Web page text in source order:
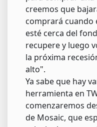
creemos que
comprará cuando
esté cerca del
recupere y luego
la próxima
alto".
Ya sabe que hay
herramienta en
comenzaremos
de Mosaic, que